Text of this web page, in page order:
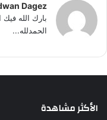
Dagez
بارك الله
الحمدلله...
الأكثر مشاهدة